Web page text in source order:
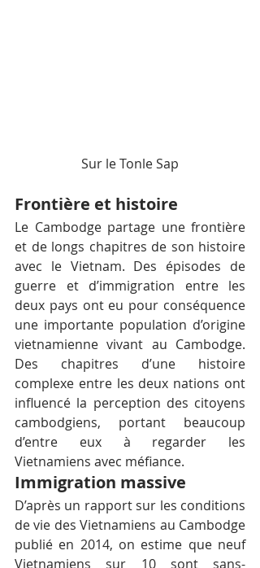
Sur le Tonle Sap
Frontière et histoire
Le Cambodge partage une frontière
et de longs chapitres de son histoire
avec le Vietnam. Des épisodes de
guerre et d’immigration entre les
deux pays ont eu pour conséquence
une importante population d’origine
vietnamienne vivant au Cambodge.
Des chapitres d’une histoire
complexe entre les deux nations ont
influencé la perception des citoyens
cambodgiens, portant beaucoup
d’entre eux à regarder les
Vietnamiens avec méfiance.
Immigration massive
D’après un rapport sur les conditions
de vie des Vietnamiens au Cambodge
publié en 2014, on estime que neuf
Vietnamiens sur 10 sont sans-